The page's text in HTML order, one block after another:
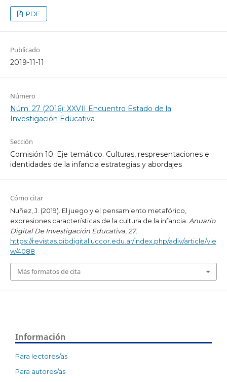
PDF
Publicado
2019-11-11
Número
Núm. 27 (2016): XXVII Encuentro Estado de la
Investigación Educativa
Sección
Comisión 10. Eje temático. Culturas, respresentaciones e
identidades de la infancia estrategias y abordajes
Cómo citar
Nuñez, J. (2019). El juego y el pensamiento metafórico,
expresiones características de la cultura de la infancia. Anuario
Digital De Investigación Educativa, 27.
https://revistas.bibdigital.uccor.edu.ar/index.php/adiv/article/vie
w/4088
Más formatos de cita
Información
Para lectores/as
Para autores/as